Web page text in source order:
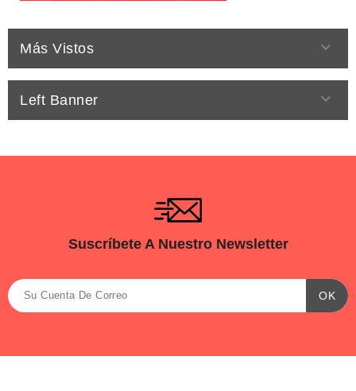
Más Vistos 
Left Banner 
Suscríbete A Nuestro Newsletter